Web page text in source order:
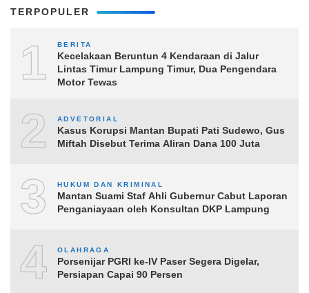
TERPOPULER
1 BERITA
Kecelakaan Beruntun 4 Kendaraan di Jalur
Lintas Timur Lampung Timur, Dua Pengendara
Motor Tewas
2 ADVETORIAL
Kasus Korupsi Mantan Bupati Pati Sudewo, Gus
Miftah Disebut Terima Aliran Dana 100 Juta
3 HUKUM DAN KRIMINAL
Mantan Suami Staf Ahli Gubernur Cabut Laporan
Penganiayaan oleh Konsultan DKP Lampung
4 OLAHRAGA
Porsenijar PGRI ke-IV Paser Segera Digelar,
Persiapan Capai 90 Persen